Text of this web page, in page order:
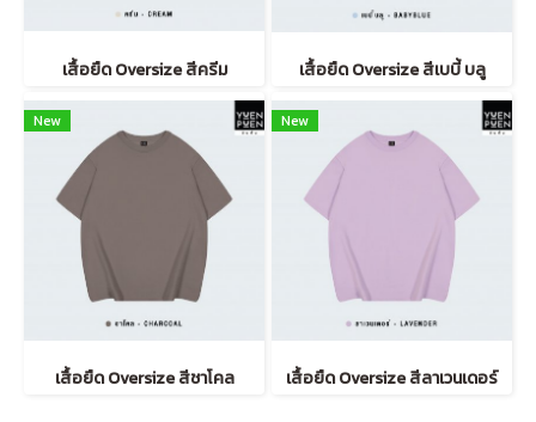
เสื้อยืด Oversize สีครีม เสื้อยืด Oversize สีเบบี้ บลู
New
เสื้อยืด Oversize สีชาโคล
New
เสื้อยืด Oversize สีลาเวนเดอร์